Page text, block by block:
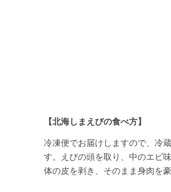
【北海しまえびの食べ方】
冷凍便でお届けしますので、冷
す。えびの頭を取り、中のエビ
体の皮を剥き、そのまま身肉を